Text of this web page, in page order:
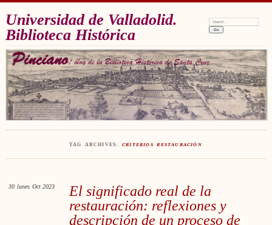
Universidad de Valladolid.
Biblioteca Histórica
Search:
TAG ARCHIVES: CRITERIOS RESTAURACIÓN
El significado real de la
restauración: reflexiones y
descripción de un proceso de
30 lunes Oct 2023